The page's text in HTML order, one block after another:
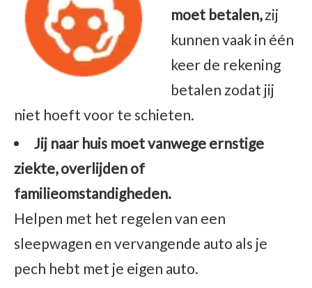
moet betalen,zij
kunnen vaak in één
keer de rekening
betalen zodat jij
niet hoeft voor te schieten.
Jij naar huis moet vanwege ernstige
ziekte, overlijden of
familieomstandigheden.
Helpen met het regelen van een
sleepwagen en vervangende auto als je
pech hebt met je eigen auto.